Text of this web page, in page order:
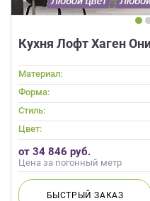
Кухня Лофт Хаген
Материал:
Форма:
Стиль:
Цвет:
от 34 846 руб.
Цена за погонный метр
БЫСТРЫЙЗАКАЗ